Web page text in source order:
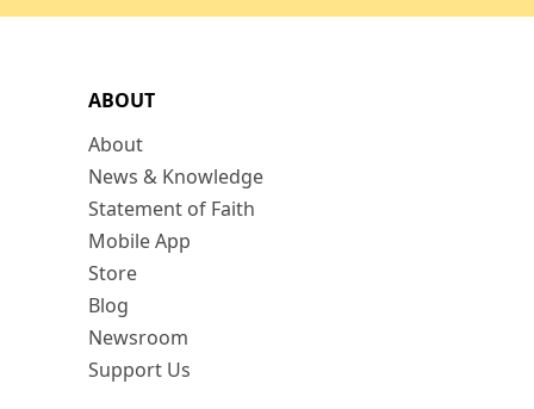
ABOUT
About
News & Knowledge
Statement of Faith
Mobile App
Store
Blog
Newsroom
Support Us